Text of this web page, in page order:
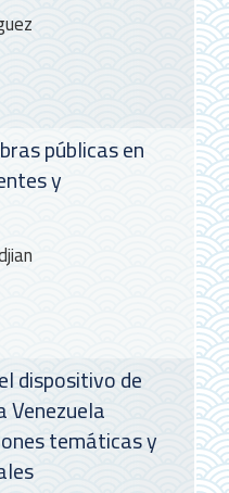
públicas en
y
dispositivo de
Venezuela
temáticas y